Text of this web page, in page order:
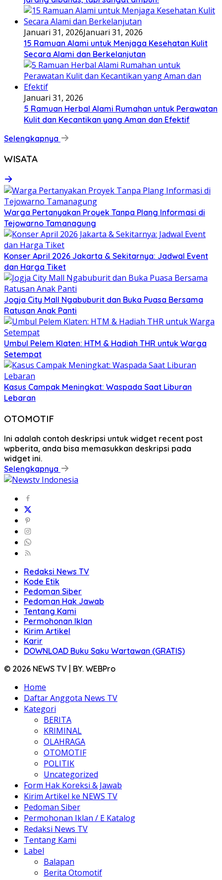
Januari 31, 2026Januari 31, 2026
15 Ramuan Alami untuk Menjaga Kesehatan Kulit
Secara Alami dan Berkelanjutan
Januari 31, 2026
5 Ramuan Herbal Alami Rumahan untuk Perawatan
Kulit dan Kecantikan yang Aman dan Efektif
Selengkapnya
WISATA
Warga Pertanyakan Proyek Tanpa Plang Informasi di
Tejowarno Tamanagung
Konser April 2026 Jakarta & Sekitarnya: Jadwal Event
dan Harga Tiket
Jogja City Mall Ngabuburit dan Buka Puasa Bersama
Ratusan Anak Panti
Umbul Pelem Klaten: HTM & Hadiah THR untuk Warga
Setempat
Kasus Campak Meningkat: Waspada Saat Liburan
Lebaran
OTOMOTIF
Ini adalah contoh deskripsi untuk widget recent post
wpberita, anda bisa memasukkan deskripsi pada
widget ini.
Selengkapnya
Redaksi News TV
Kode Etik
Pedoman Siber
Pedoman Hak Jawab
Tentang Kami
Permohonan Iklan
Kirim Artikel
Karir
DOWNLOAD Buku Saku Wartawan (GRATIS)
© 2026 NEWS TV | BY. WEBPro
Home
Daftar Anggota News TV
Kategori
BERITA
KRIMINAL
OLAHRAGA
OTOMOTIF
POLITIK
Uncategorized
Form Hak Koreksi & Jawab
Kirim Artikel ke NEWS TV
Pedoman Siber
Permohonan Iklan / E Katalog
Redaksi News TV
Tentang Kami
Label
Balapan
Berita Otomotif